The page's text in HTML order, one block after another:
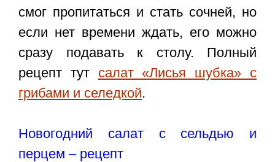
смог пропитаться и стать сочней, но
если нет времени ждать, его можно
сразу подавать к столу. Полный
рецепт тут салат «Лисья шубка» с
грибами и селедкой.
Новогодний салат с сельдью и
перцем – рецепт